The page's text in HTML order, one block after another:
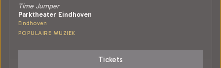
Time Jumper
Parktheater Eindhoven
Eindhoven
POPULAIRE MUZIEK
Tickets